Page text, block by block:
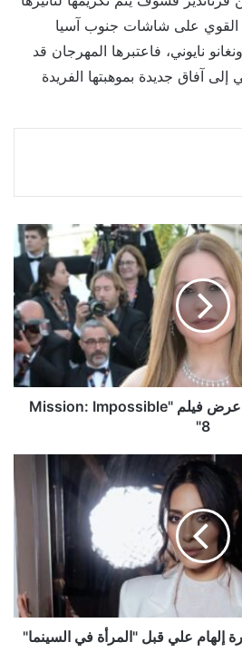
القوي على شاشات جنوب آسيا
نايوني، فاعتبرها المهرجان قد
آفاق جديدة بموهبتها الفريدة
يسرا وريا أبي راشد في عرض فيلم "Mission: Impossible
8"
إلهام علي قبل "المرأة في السينما"